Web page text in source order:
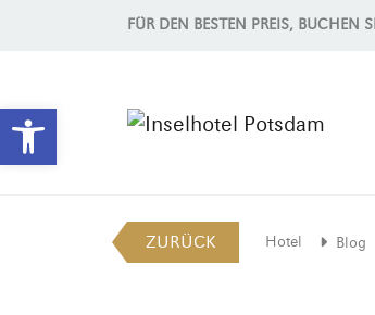
Werkzeugleiste öffnen
FÜR DEN BESTEN PREIS, BUCHEN
ZURÜCK Hotel Blog